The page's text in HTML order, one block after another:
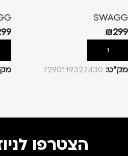
SWAGG
₪299
הוספה לסל
מק”ט: 7290119327430
הצטרפו